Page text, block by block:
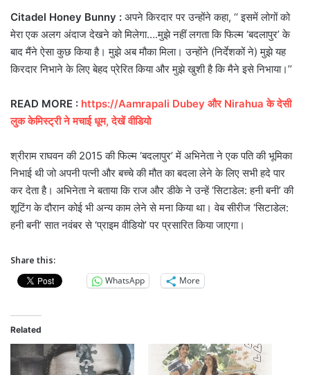
Citadel Honey Bunny : अपने किरदार पर उन्होंने कहा, ‘‘ इसमें लोगों को
मेरा एक अलग अंदाज देखने को मिलेगा….मुझे नहीं लगता कि फिल्म ‘बदलापुर’ के
बाद मैंने ऐसा कुछ किया है। मुझे अब मौका मिला। उन्होंने (निर्देशकों ने) मुझे यह
किरदार निभाने के लिए बेहद प्रेरित किया और मुझे खुशी है कि मैने इसे निभाया।’’
READ MORE : https://Aamrapali Dubey और Nirahua के देसी
लुक केमिस्ट्री ने मचाई धूम, देखें वीडियो
श्रीराम राघवन की 2015 की फिल्म ‘बदलापुर’ में अभिनेता ने एक पति की भूमिका
निभाई थी जो अपनी पत्नी और बच्चे की मौत का बदला लेने के लिए सभी हदे पार
कर देता है। अभिनेता ने बताया कि राज और डीके ने उन्हें ‘सिटाडेल: हनी बनी’ की
शूटिंग के दौरान कोई भी अन्य काम लेने से मना किया था। वेब सीरीज ‘सिटाडेल:
हनी बनी’ सात नवंबर से ‘प्राइम वीडियो’ पर प्रसारित किया जाएगा।
Share this:
WhatsApp
More
Related